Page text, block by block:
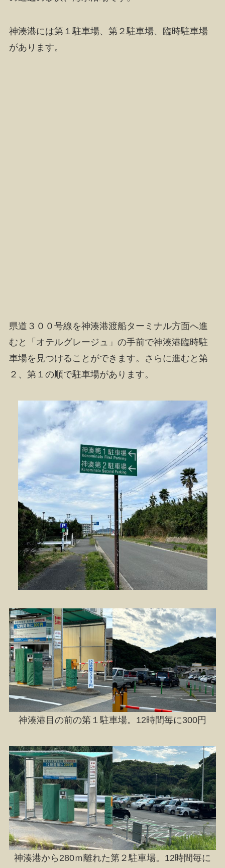
神湊港には第１駐車場、第２駐車場、臨時駐車場
があります。
県道３００号線を神湊港渡船ターミナル方面へ進
むと「オテルグレージュ」の手前で神湊港臨時駐
車場を見つけることができます。さらに進むと第
２、第１の順で駐車場があります。
神湊港目の前の第１駐車場。12時間毎に300円
神湊港から280ｍ離れた第２駐車場。12時間毎に